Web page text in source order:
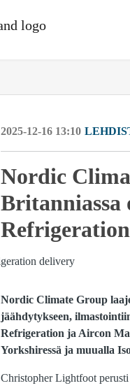
2025-12-16 13:10
Nordic
Britanniassa
Nordic Climate Group
jäähdytykseen,
Refrigeration ja Aircon
Yorkshiressä ja muualla
Christopher Lightfoot